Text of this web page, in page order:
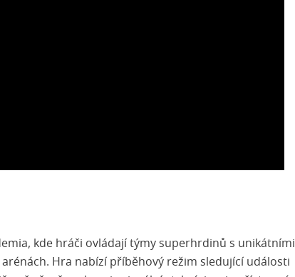
kde hráči ovládají týmy superhrdinů s unikátními
Hra nabízí příběhový režim sledující události